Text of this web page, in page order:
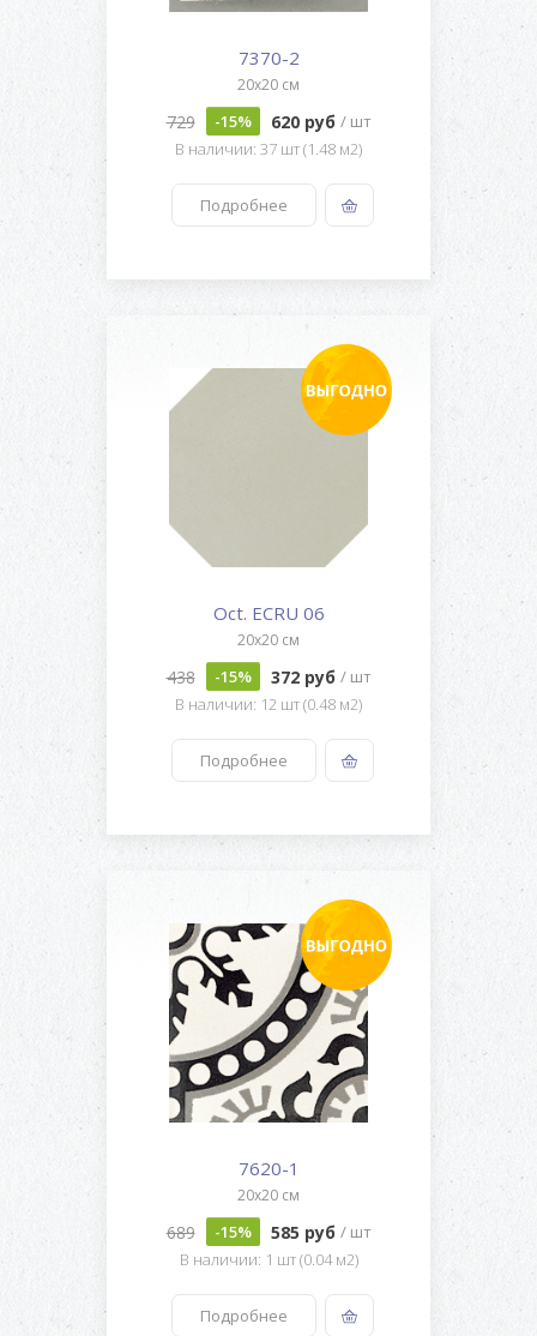
7370-2
20x20 см
729 -15% 620 руб / шт
В наличии: 37 шт (1.48 м2)
Подробнее
Oct. ECRU 06
20x20 см
438 -15% 372 руб / шт
В наличии: 12 шт (0.48 м2)
Подробнее
7620-1
20x20 см
689 -15% 585 руб / шт
В наличии: 1 шт (0.04 м2)
Подробнее